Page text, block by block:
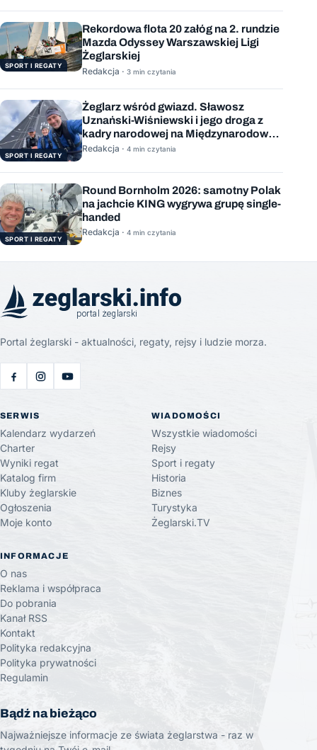
SPORT I REGATY
Rekordowa flota 20 załóg na 2. rundzie
Mazda Odyssey Warszawskiej Ligi
Żeglarskiej
Redakcja · 3 min czytania
SPORT I REGATY
Żeglarz wśród gwiazd. Sławosz
Uznański-Wiśniewski i jego droga z
kadry narodowej na Międzynarodową
Stację Kosmiczną
Redakcja · 4 min czytania
SPORT I REGATY
Round Bornholm 2026: samotny Polak
na jachcie KING wygrywa grupę single-
handed
Redakcja · 4 min czytania
Portal żeglarski - aktualności, regaty, rejsy i ludzie morza.
SERWIS
Kalendarz wydarzeń
Charter
Wyniki regat
Katalog firm
Kluby żeglarskie
Ogłoszenia
Moje konto
WIADOMOŚCI
Wszystkie wiadomości
Rejsy
Sport i regaty
Historia
Biznes
Turystyka
Żeglarski.TV
INFORMACJE
O nas
Reklama i współpraca
Do pobrania
Kanał RSS
Kontakt
Polityka redakcyjna
Polityka prywatności
Regulamin
Bądź na bieżąco
Najważniejsze informacje ze świata żeglarstwa - raz w